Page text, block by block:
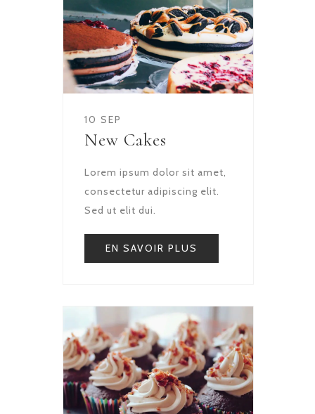
10 SEP
New Cakes
Lorem ipsum dolor sit amet,
consectetur adipiscing elit.
Sed ut elit dui.
EN SAVOIR PLUS